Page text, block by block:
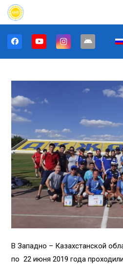
В Западно – Казахстанской
по 22 июня 2019 года